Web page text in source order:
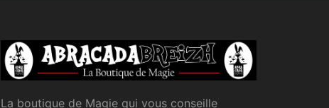
La boutique de Magie qui vous conseille